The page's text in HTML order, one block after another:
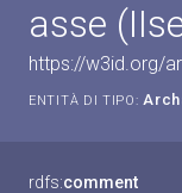
asse
https://w3id.org/
ENTITÀ DI TIPO:
rdfs:comment